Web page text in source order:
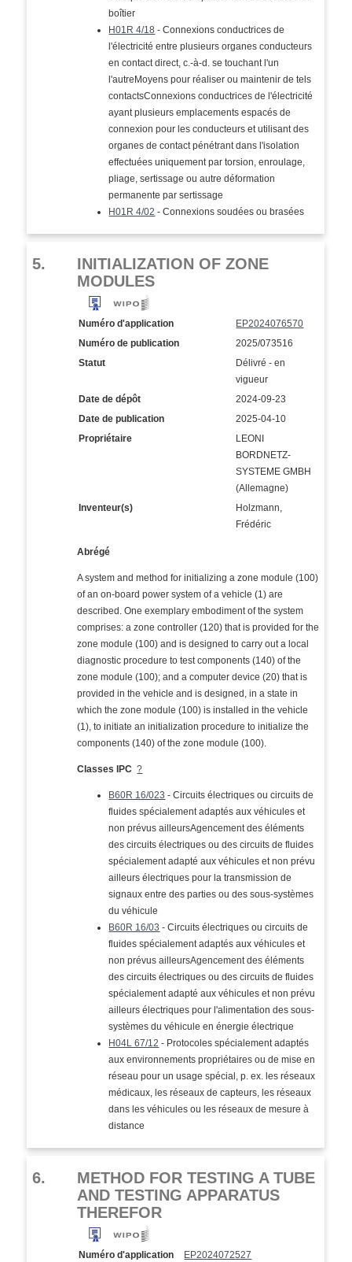
boîtier
H01R 4/18 - Connexions conductrices de
l'électricité entre plusieurs organes conducteurs
en contact direct, c.-à-d. se touchant l'un
l'autreMoyens pour réaliser ou maintenir de tels
contactsConnexions conductrices de l'électricité
ayant plusieurs emplacements espacés de
connexion pour les conducteurs et utilisant des
organes de contact pénétrant dans l'isolation
effectuées uniquement par torsion, enroulage,
pliage, sertissage ou autre déformation
permanente par sertissage
H01R 4/02 - Connexions soudées ou brasées
5.
INITIALIZATION OF ZONE
MODULES
Numéro d'application
EP2024076570
Numéro de publication
2025/073516
Statut
Délivré - en
vigueur
Date de dépôt
2024-09-23
Date de publication
2025-04-10
Propriétaire
LEONI
BORDNETZ-
SYSTEME GMBH
(Allemagne)
Inventeur(s)
Holzmann,
Frédéric
Abrégé
A system and method for initializing a zone module (100)
of an on-board power system of a vehicle (1) are
described. One exemplary embodiment of the system
comprises: a zone controller (120) that is provided for the
zone module (100) and is designed to carry out a local
diagnostic procedure to test components (140) of the
zone module (100); and a computer device (20) that is
provided in the vehicle and is designed, in a state in
which the zone module (100) is installed in the vehicle
(1), to initiate an initialization procedure to initialize the
components (140) of the zone module (100).
Classes IPC ?
B60R 16/023 - Circuits électriques ou circuits de
fluides spécialement adaptés aux véhicules et
non prévus ailleursAgencement des éléments
des circuits électriques ou des circuits de fluides
spécialement adapté aux véhicules et non prévu
ailleurs électriques pour la transmission de
signaux entre des parties ou des sous-systèmes
du véhicule
B60R 16/03 - Circuits électriques ou circuits de
fluides spécialement adaptés aux véhicules et
non prévus ailleursAgencement des éléments
des circuits électriques ou des circuits de fluides
spécialement adapté aux véhicules et non prévu
ailleurs électriques pour l'alimentation des sous-
systèmes du véhicule en énergie électrique
H04L 67/12 - Protocoles spécialement adaptés
aux environnements propriétaires ou de mise en
réseau pour un usage spécial, p. ex. les réseaux
médicaux, les réseaux de capteurs, les réseaux
dans les véhicules ou les réseaux de mesure à
distance
6.
METHOD FOR TESTING A TUBE
AND TESTING APPARATUS
THEREFOR
Numéro d'application EP2024072527